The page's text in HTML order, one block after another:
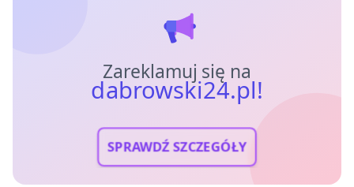
Zareklamuj się na
dabrowski24.pl!
SPRAWDŹ SZCZEGÓŁY